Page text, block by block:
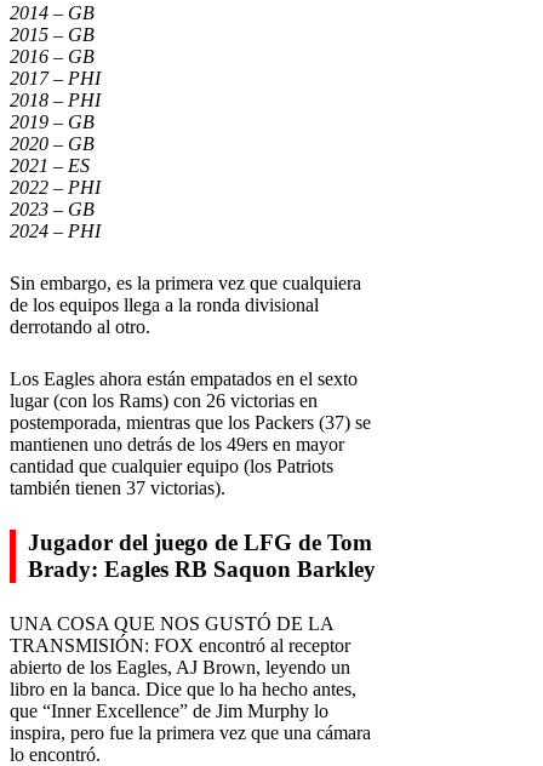
2014 – GB
2015 – GB
2016 – GB
2017 – PHI
2018 – PHI
2019 – GB
2020 – GB
2021 – ES
2022 – PHI
2023 – GB
2024 – PHI
Sin embargo, es la primera vez que cualquiera
de los equipos llega a la ronda divisional
derrotando al otro.
Los Eagles ahora están empatados en el sexto
lugar (con los Rams) con 26 victorias en
postemporada, mientras que los Packers (37) se
mantienen uno detrás de los 49ers en mayor
cantidad que cualquier equipo (los Patriots
también tienen 37 victorias).
Jugador del juego de LFG de Tom
Brady: Eagles RB Saquon Barkley
UNA COSA QUE NOS GUSTÓ DE LA
TRANSMISIÓN: FOX encontró al receptor
abierto de los Eagles, AJ Brown, leyendo un
libro en la banca. Dice que lo ha hecho antes,
que “Inner Excellence” de Jim Murphy lo
inspira, pero fue la primera vez que una cámara
lo encontró.